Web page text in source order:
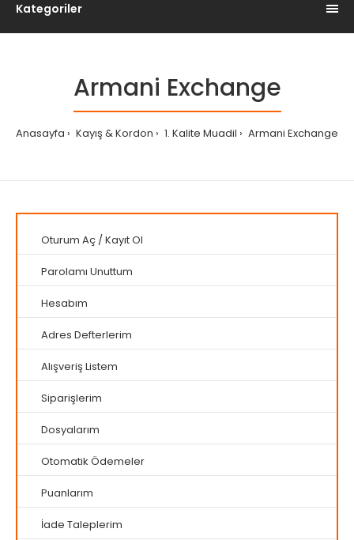
Kategoriler
Armani Exchange
Anasayfa Kayış & Kordon 1. Kalite Muadil Armani Exchange
Oturum Aç /Kayıt Ol
Parolamı Unuttum
Hesabım
Adres Defterlerim
Alışveriş Listem
Siparişlerim
Dosyalarım
Otomatik Ödemeler
Puanlarım
İade Taleplerim